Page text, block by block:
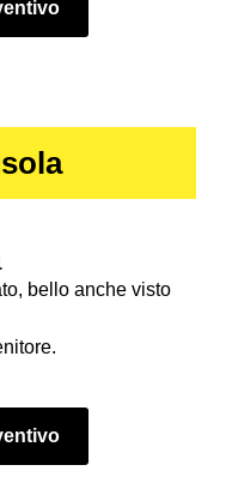
bello anche visto